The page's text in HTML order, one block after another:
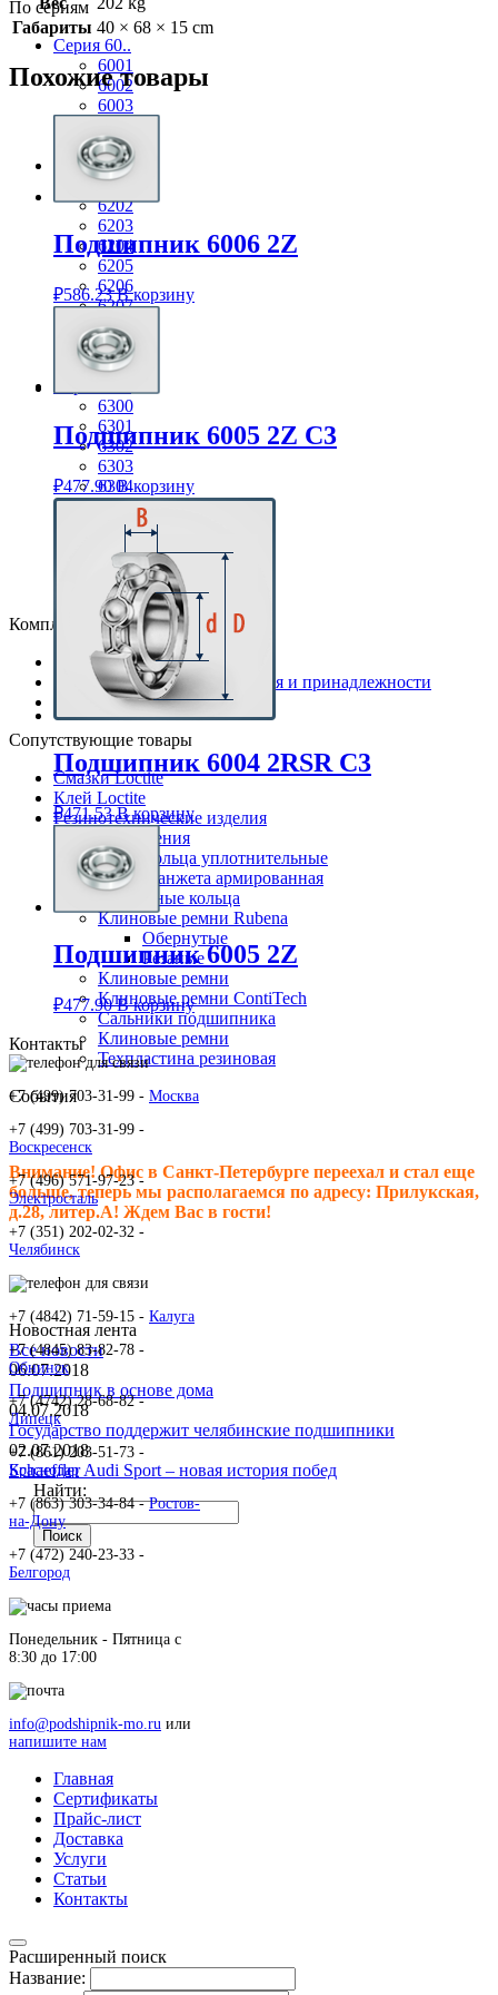
По сериям
Серия 60..
6001
6002
6003
6005
Серия 62..
6201
6202
6203
6204
6205
6206
6207
6208
6209
6210
6300
6301
6302
6303
6304
6305
6306
6308
6309
Комплектующие
Корпуса для подшипников
Детали подшипников качения и принадлежности
Направляющие ролики
Сопутствующие товары
Смазки Loctite
Клей Loctite
Резинотехнические изделия
Уплотнения
Кольца уплотнительные
Манжета армированная
Стопорные кольца
Клиновые ремни Rubena
Обернутые
Резаные
Клиновые ремни
Клиновые ремни ContiTech
Сальники подшипника
Клиновые ремни
Техпластина резиновая
События
Внимание! Офис в Санкт-Петербурге переехал и стал еще
больше, теперь мы располагаемся по адресу: Прилукская,
д.28, литер.А! Ждем Вас в гости!
Новостная лента
Все новости
06.07.2018
Подшипник в основе дома
04.07.2018
Государство поддержит челябинские подшипники
02.07.2018
Schaeffler Audi Sport – новая история побед
Найти:
Габариты 40 × 68 × 15 cm
Похожие товары
Подшипник 6006 2Z
₽586.23 В корзину
Подшипник 6005 2Z C3
₽477.90 В корзину
Подшипник 6004 2RSR C3
₽471.53 В корзину
Подшипник 6005 2Z
₽477.90 В корзину
Контакты
+7 (499) 703-31-99 - Москва
+7 (499) 703-31-99 -
Воскресенск
+7 (496) 571-97-23 -
Электросталь
+7 (351) 202-02-32 -
Челябинск
+7 (4842) 71-59-15 - Калуга
+7 (4845) 83-82-78 -
Обнинск
+7 (4742) 28-68-82 -
Липецк
+7 (861) 203-51-73 -
Краснодар
+7 (863) 303-34-84 -Ростов-
на-Дону
+7 (472) 240-23-33 -
Белгород
Понедельник - Пятница c
8:30 до 17:00
info@podshipnik-mo.ru или
напишите нам
Главная
Сертификаты
Прайс-лист
Доставка
Услуги
Статьи
Контакты
Расширенный поиск
Название: